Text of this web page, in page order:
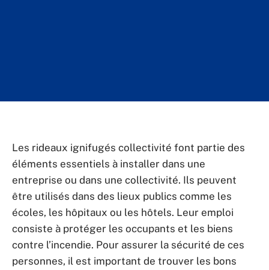
Les rideaux ignifugés collectivité font partie des
éléments essentiels à installer dans une
entreprise ou dans une collectivité. Ils peuvent
être utilisés dans des lieux publics comme les
écoles, les hôpitaux ou les hôtels. Leur emploi
consiste à protéger les occupants et les biens
contre l’incendie. Pour assurer la sécurité de ces
personnes, il est important de trouver les bons